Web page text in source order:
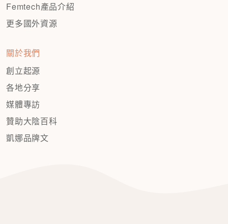
Femtech產品介紹
更多國外資源
關於我們
創立起源
各地分享
媒體專訪
贊助大陰百科
凱娜品牌文